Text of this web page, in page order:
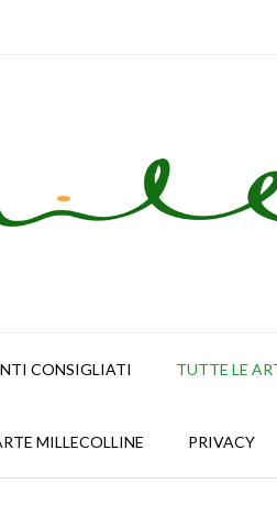
CONSIGLIATI TUTTE LE
MILLECOLLINE PRIVACY